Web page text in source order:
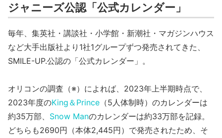
ジャニーズ公認「公式カレンダー」
毎年、集英社・講談社・小学館・新潮社・マガジンハウス
など大手出版社より1社1グループずつ発売されてきた、
SMILE-UP.公認の「公式カレンダー」。
オリコンの調査（※）によれば、2023年上半期時点で、
2023年度のKing＆Prince （5人体制時）のカレンダーは
約35万部、 Snow Manのカレンダーは約33万部を記録。
どちらも2690円（本体2,445円）で発売されたため、そ